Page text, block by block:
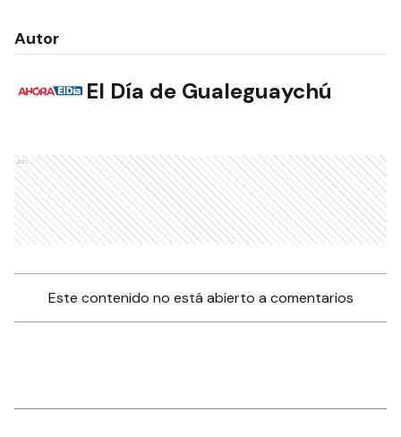
Autor
El Día de Gualeguaychú
Ads
Este contenido no está abierto a comentarios